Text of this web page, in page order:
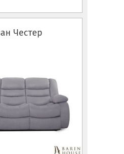
Честер